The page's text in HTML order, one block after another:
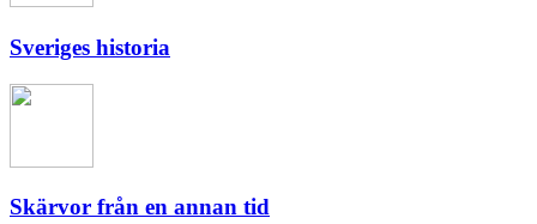
Sveriges historia
Skärvor från en annan tid